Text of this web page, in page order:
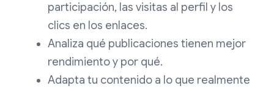
participación, las visitas al perfil y los
clics en los enlaces.
Analiza qué publicaciones tienen mejor
rendimiento y por qué.
Adapta tu contenido a lo que realmente